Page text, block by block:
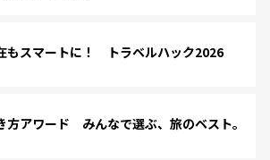
もスマートに！ トラベルハック2026
方アワード みんなで選ぶ、旅のベスト。